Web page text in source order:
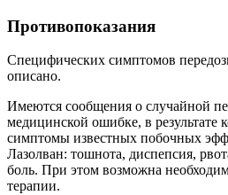
Противопоказания
Специфических симптомов
описано.
Имеются сообщения о случайной
медицинской ошибке, в результате
симптомы известных побочных
Лазолван: тошнота, диспепсия,
боль. При этом возможна
терапии.